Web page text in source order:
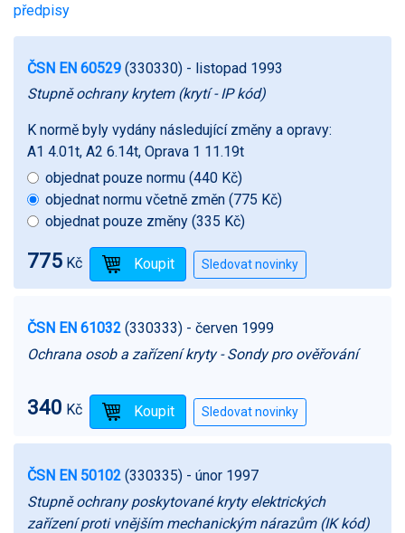
předpisy
ČSN EN 60529 (330330) - listopad 1993
Stupně ochrany krytem (krytí - IP kód)
K normě byly vydány následující změny a opravy:
A1 4.01t, A2 6.14t, Oprava 1 11.19t
objednat pouze normu (440 Kč)
objednat normu včetně změn (775 Kč)
objednat pouze změny (335 Kč)
775 Kč
ČSN EN 61032 (330333) - červen 1999
Ochrana osob a zařízení kryty - Sondy pro ověřování
340 Kč
ČSN EN 50102 (330335) - únor 1997
Stupně ochrany poskytované kryty elektrických
zařízení proti vnějším mechanickým nárazům (IK kód)